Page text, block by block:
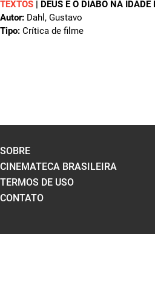
TEXTOS | DEUS E O DIABO NA
Autor: Dahl, Gustavo
Tipo: Crítica de filme
SOBRE
CINEMATECA BRASILEIRA
TERMOS DE USO
CONTATO